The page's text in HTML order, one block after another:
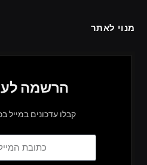
מנוי לאתר
הרשמה
קבלו עדכונים במייל